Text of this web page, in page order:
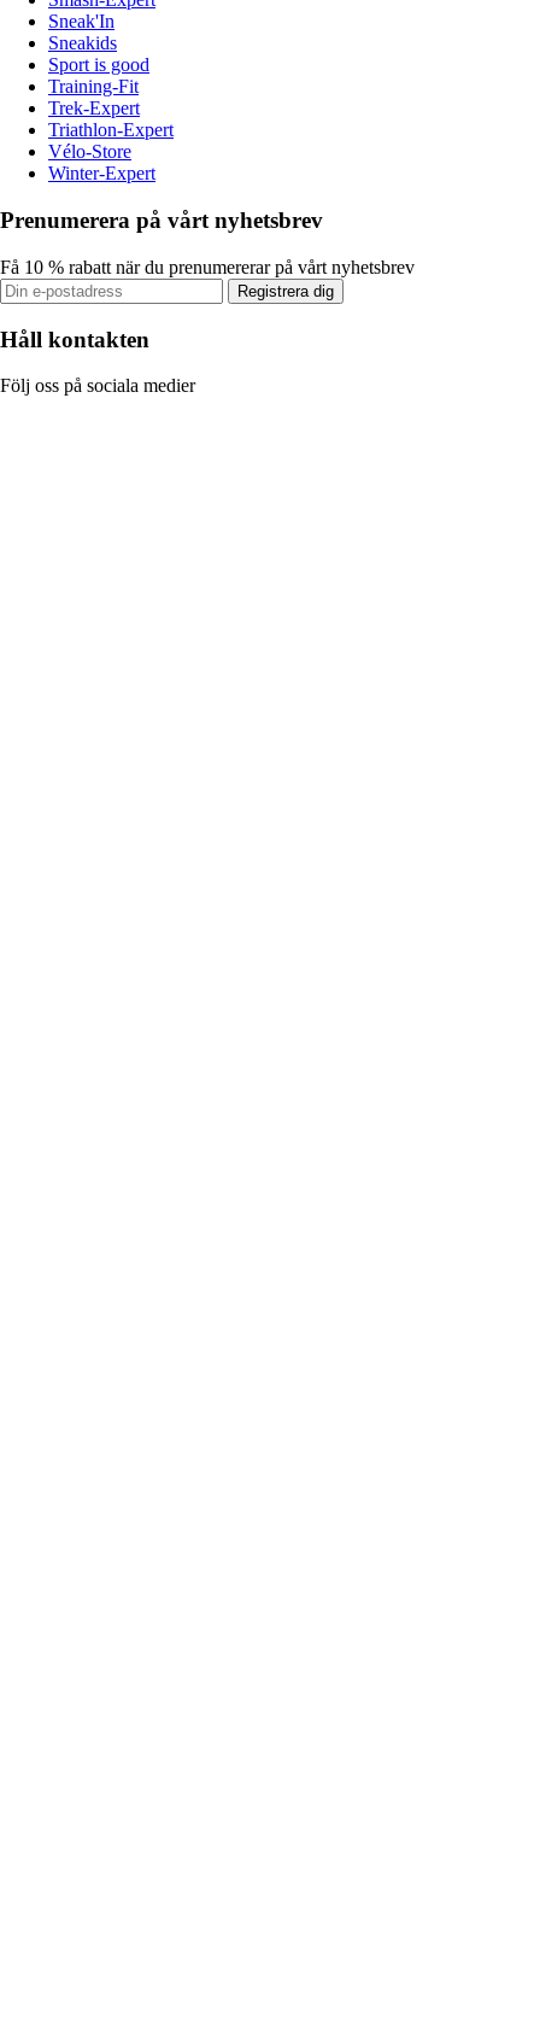
Sneak'In
Sneakids
Sport is good
Training-Fit
Trek-Expert
Triathlon-Expert
Vélo-Store
Winter-Expert
Prenumerera på vårt nyhetsbrev
Få 10 % rabatt när du prenumererar på vårt nyhetsbrev
Registrera dig
Håll kontakten
Följ oss på sociala medier